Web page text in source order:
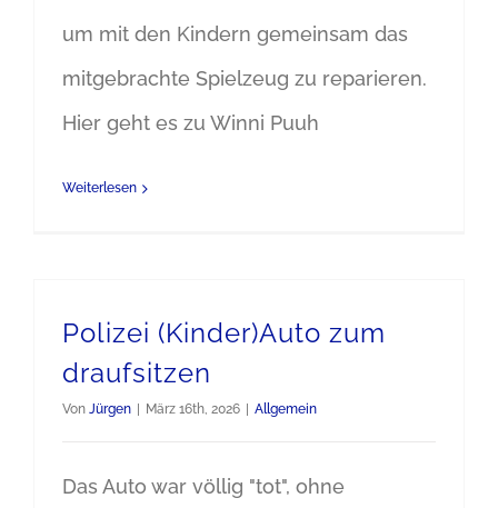
um mit den Kindern gemeinsam das
mitgebrachte Spielzeug zu reparieren.
Hier geht es zu Winni Puuh
Weiterlesen
Polizei (Kinder)Auto zum
draufsitzen
Von Jürgen März 16th, 2026 Allgemein
Das Auto war völlig "tot", ohne